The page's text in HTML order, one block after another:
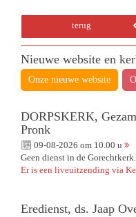
terug
Nieuwe website en
Onze nieuwe website
DORPSKERK,
Pronk
09-08-2026 om 10.00 u
Geen dienst in de Gorechtkerk.
Er is een liveuitzending via
Eredienst, ds. Jaap